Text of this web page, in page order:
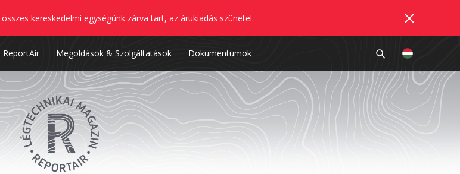
kereskedelmi egységünk zárva tart, az árukiadás szünetel.
ReportAir Megoldások & Szolgáltatások Dokumentumok